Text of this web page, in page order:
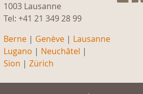
1003 Lausanne
Tel: +41 21 349 28 99
Berne | Genève | Lausanne
Lugano | Neuchâtel |
Sion | Zürich